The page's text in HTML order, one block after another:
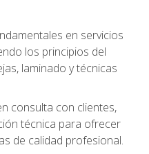
en servicios
los principios del
laminado y técnicas
consulta con clientes,
técnica para ofrecer
de calidad profesional.